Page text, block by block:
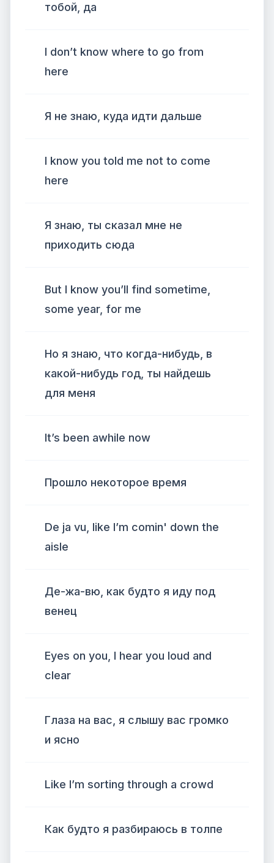
тобой, да
I don’t know where to go from
here
Я не знаю, куда идти дальше
I know you told me not to come
here
Я знаю, ты сказал мне не
приходить сюда
But I know you’ll find sometime,
some year, for me
Но я знаю, что когда-нибудь, в
какой-нибудь год, ты найдешь
для меня
It’s been awhile now
Прошло некоторое время
De ja vu, like I’m comin' down the
aisle
Де-жа-вю, как будто я иду под
венец
Eyes on you, I hear you loud and
clear
Глаза на вас, я слышу вас громко
и ясно
Like I’m sorting through a crowd
Как будто я разбираюсь в толпе